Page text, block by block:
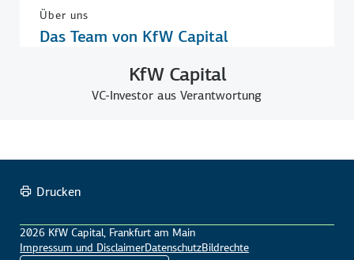
Über uns
Das Team von KfW Capital
KfW Capital
VC-Investor aus Verantwortung
Drucken
2026 KfW Capital, Frankfurt am Main
Impressum und DisclaimerDatenschutzBildrechte